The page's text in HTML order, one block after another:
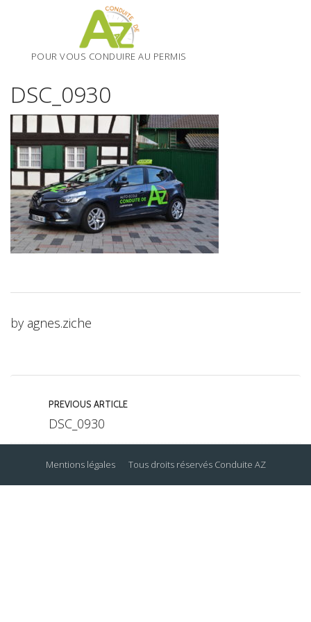
POUR VOUS CONDUIRE AU PERMIS
DSC_0930
by agnes.ziche
PREVIOUS ARTICLE
DSC_0930
Mentions légalesTous droits réservés Conduite AZ